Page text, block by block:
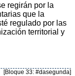
regirán por la
que la
regulado por las
territorial y
[Bloque 33: #dasegunda]